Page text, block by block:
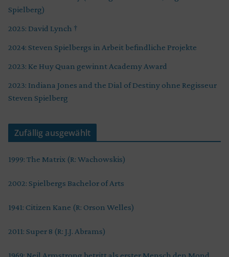
Spielberg)
2025: David Lynch †
2024: Steven Spielbergs in Arbeit befindliche Projekte
2023: Ke Huy Quan gewinnt Academy Award
2023: Indiana Jones and the Dial of Destiny ohne Regisseur
Steven Spielberg
Zufällig ausgewählt
1999: The Matrix (R: Wachowskis)
2002: Spielbergs Bachelor of Arts
1941: Citizen Kane (R: Orson Welles)
2011: Super 8 (R: J.J. Abrams)